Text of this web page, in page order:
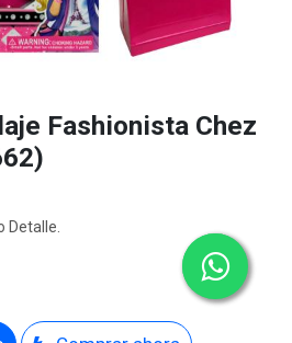
Fashionista Chez
Detalle.